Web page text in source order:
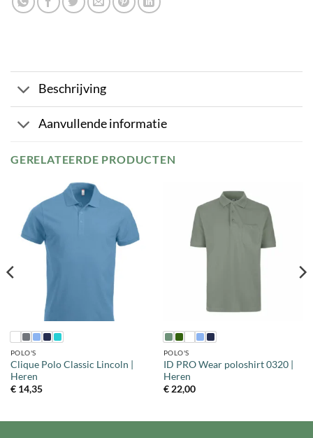
Beschrijving
Aanvullende informatie
GERELATEERDE PRODUCTEN
POLO'S
Clique Polo Classic Lincoln |
Heren
€14,35
POLO'S
ID PRO Wear poloshirt 0320 |
Heren
€22,00